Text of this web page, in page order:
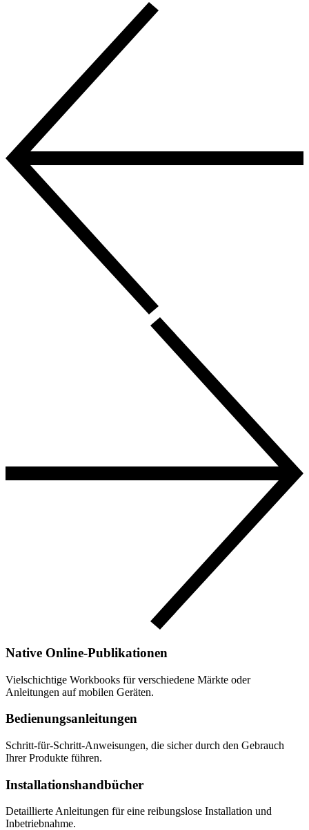
Native Online-Publikationen
Vielschichtige Workbooks für verschiedene Märkte oder
Anleitungen auf mobilen Geräten.
Bedienungsanleitungen
Schritt-für-Schritt-Anweisungen, die sicher durch den Gebrauch
Ihrer Produkte führen.
Installations­hand­bücher
Detaillierte Anleitungen für eine reibungslose Installation und
Inbetriebnahme.